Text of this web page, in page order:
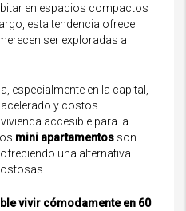
en espacios compactos
esta tendencia ofrece
ser exploradas a
especialmente en la capital,
y costos
accesible para la
mini apartamentos son
una alternativa
vivir cómodamente en 60